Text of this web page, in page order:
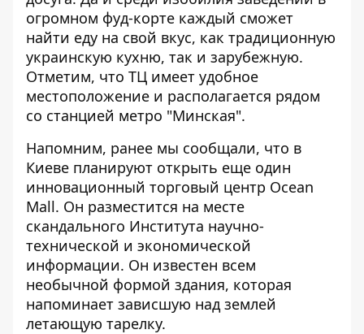
огромном фуд-корте каждый сможет
найти еду на свой вкус, как традиционную
украинскую кухню, так и зарубежную.
Отметим, что ТЦ имеет удобное
местоположение и располагается рядом
со станцией метро "Минская".
Напомним, ранее мы сообщали, что в
Киеве планируют открыть еще один
инновационный торговый центр Ocean
Mall. Он разместится на месте
скандального Института научно-
технической и экономической
информации. Он известен всем
необычной формой здания, которая
напоминает зависшую над землей
летающую тарелку.